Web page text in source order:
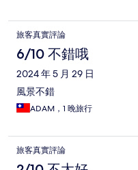
旅客真實評論
6/10 不錯哦
2024 年 5 月 29 日
風景不錯
ADAM，1 晚旅行
旅客真實評論